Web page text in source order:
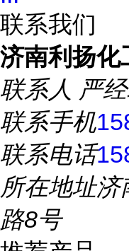
联系我们
济南利扬化
联系人 严
联系手机
联系电话
所在地址济
路8号